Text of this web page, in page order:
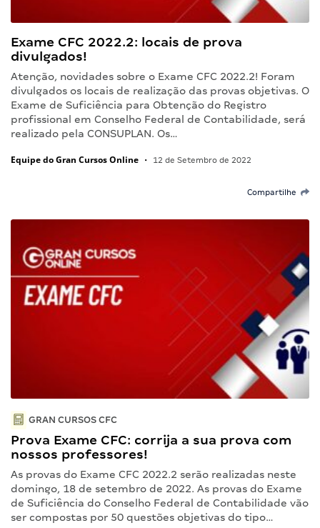
Exame CFC 2022.2: locais de prova
divulgados!
Atenção, novidades sobre o Exame CFC 2022.2! Foram
divulgados os locais de realização das provas objetivas. O
Exame de Suficiência para Obtenção do Registro
profissional em Conselho Federal de Contabilidade, será
realizado pela CONSUPLAN. Os…
Equipe do Gran Cursos Online • 12 de Setembro de 2022
Compartilhe
GRAN CURSOS CFC
Prova Exame CFC: corrija a sua prova com
nossos professores!
As provas do Exame CFC 2022.2 serão realizadas neste
domingo, 18 de setembro de 2022. As provas do Exame
de Suficiência do Conselho Federal de Contabilidade vão
ser compostas por 50 questões objetivas do tipo…